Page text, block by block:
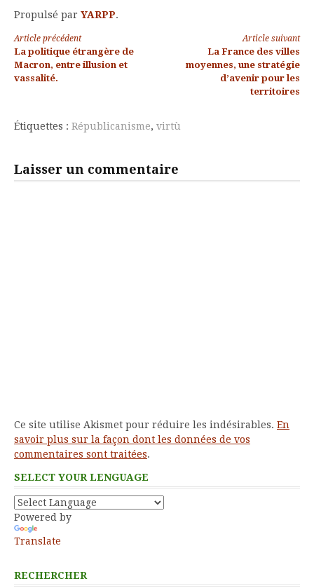
Propulsé par YARPP.
Lire
la
Article précédent
La politique étrangère de
Macron, entre illusion et
vassalité.
Article suivant
La France des villes
moyennes, une stratégie
d’avenir pour les
territoires
Étiquettes : Républicanisme, virtù
Laisser un commentaire
Ce site utilise Akismet pour réduire les indésirables. En
savoir plus sur la façon dont les données de vos
commentaires sont traitées.
SELECT YOUR LENGUAGE
Powered by
Translate
RECHERCHER